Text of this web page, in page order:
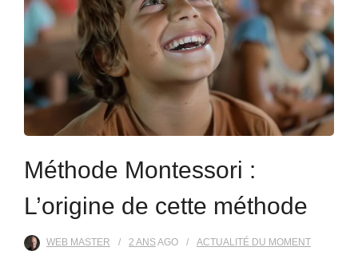
Méthode Montessori :
L’origine de cette méthode
WEB MASTER 2 ANSAGO ACTUALITÉ DU MOMENT